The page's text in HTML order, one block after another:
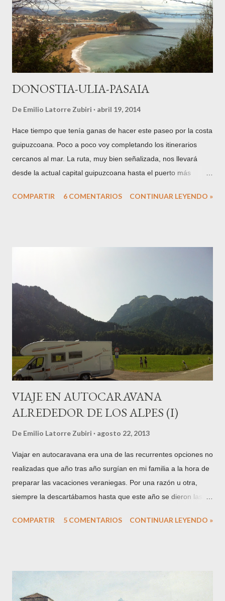
Zavala (1728-1793) . A los 7 años se trasladarán a vivir a
Vitoria , y a los 16 se casará con Don Ortuño María de Aguirre
Zuazo y del Corral , Marqués de Montehermoso . Al año
siguiente, en 1801, nacerá su única hija,...
DONOSTIA-ULIA-PASAIA
De Emilio Latorre Zubiri abril 19, 2014
Hace tiempo que tenía ganas de hacer este paseo por la costa
guipuzcoana. Poco a poco voy completando los itinerarios
cercanos al mar. La ruta, muy bien señalizada, nos llevará
desde la actual capital guipuzcoana hasta el puerto más
natural, o fiordo, situado en la desembocadura del río
saga de marinos que ostentaron importantes cargos en San
Sebastián y Gipuzkoa durante los siglos XVI y XVII. Miguel
de Oquendo fue quien reedificó la pequeña casa en la que
nació convirtiéndola en un pequeño palacio con el aspecto que
ha llegado hasta nuestros días. Participó con 14 navíos en la
conoci...
COMPARTIR 6 COMENTARIOS CONTINUAR LEYENDO »
VIAJE EN AUTOCARAVANA
ALREDEDOR DE LOS ALPES (I)
De Emilio Latorre Zubiri agosto 22, 2013
Viajar en autocaravana era una de las recurrentes opciones no
realizadas que año tras año surgían en mi familia a la hora de
preparar las vacaciones veraniegas. Por una razón u otra,
siempre la descartábamos hasta que este año se dieron las
hacerlo. De entrada, el primer obstáculo a superar es el de
somos de ideas fijas, no nos arredramos y comenzamos
nuestra pequeña aventura. La autocaravana te permite volver
COMPARTIR 5 COMENTARIOS CONTINUAR LEYENDO »